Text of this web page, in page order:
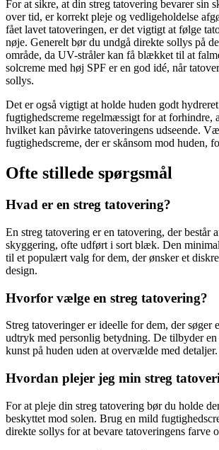
For at sikre, at din streg tatovering bevarer sin
over tid, er korrekt pleje og vedligeholdelse
fået lavet tatoveringen, er det vigtigt at følge
nøje. Generelt bør du undgå direkte sollys på
område, da UV-stråler kan få blækket til at
solcreme med høj SPF er en god idé, når
sollys.
Det er også vigtigt at holde huden godt
fugtighedscreme regelmæssigt for at forhindre,
hvilket kan påvirke tatoveringens udseende.
fugtighedscreme, der er skånsom mod huden,
Ofte stillede spørgsmål
Hvad er en streg tatovering?
En streg tatovering er en tatovering, der består
skyggering, ofte udført i sort blæk. Den
til et populært valg for dem, der ønsker et
design.
Hvorfor vælge en streg tatovering?
Streg tatoveringer er ideelle for dem, der søger
udtryk med personlig betydning. De tilbyder
kunst på huden uden at overvælde med detaljer.
Hvordan plejer jeg min streg
For at pleje din streg tatovering bør du holde
beskyttet mod solen. Brug en mild
direkte sollys for at bevare tatoveringens farve